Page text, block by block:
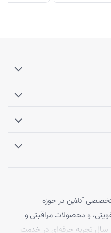
آنلاین در حوزه
و محصولات مراقبتی و
درمانی پوست و مو، با بیش از ۴ سال تجربه حرفه‌ای در خدمت